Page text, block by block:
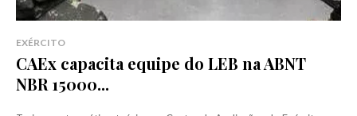
EXÉRCITO
CAEx capacita equipe do LEB na ABNT
NBR 15000...